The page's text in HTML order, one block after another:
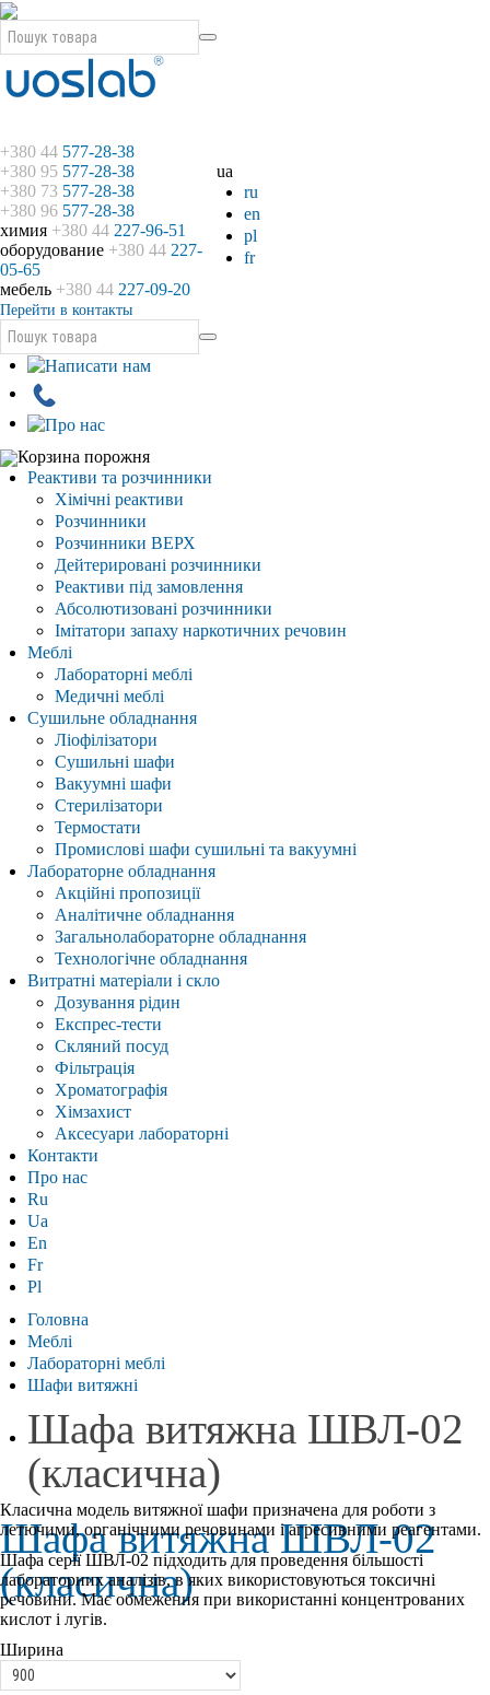
ua
ru
en
pl
fr
+380 44 577-28-38
+380 95 577-28-38
+380 73 577-28-38
+380 96 577-28-38
химия +380 44 227-96-51
оборудование +380 44 227-
05-65
мебель +380 44 227-09-20
Перейти в контакты
Корзина порожня
Реактиви та розчинники
Хімічні реактиви
Розчинники
Розчинники ВЕРХ
Дейтерировані розчинники
Реактиви під замовлення
Абсолютизовані розчинники
Імітатори запаху наркотичних речовин
Меблі
Лабораторні меблі
Медичні меблі
Сушильне обладнання
Ліофілізатори
Сушильні шафи
Вакуумні шафи
Стерилізатори
Термостати
Промислові шафи сушильні та вакуумні
Лабораторне обладнання
Акційні пропозиції
Аналітичне обладнання
Загальнолабораторне обладнання
Технологічне обладнання
Витратні матеріали і скло
Дозування рідин
Експрес-тести
Скляний посуд
Фільтрація
Хроматографія
Хімзахист
Аксесуари лабораторні
Контакти
Про нас
Ru
Ua
En
Fr
Pl
Головна
Меблі
Лабораторні меблі
Шафи витяжні
Шафа витяжна ШВЛ-02
(класична)
Шафа витяжна ШВЛ-02
(класична)
Класична модель витяжної шафи призначена для роботи з
летючими, органічними речовинами і агресивними реагентами.
Шафа серії ШВЛ-02 підходить для проведення більшості
лабораторних аналізів, в яких використовуються токсичні
речовини. Має обмеження при використанні концентрованих
кислот і лугів.
Ширина